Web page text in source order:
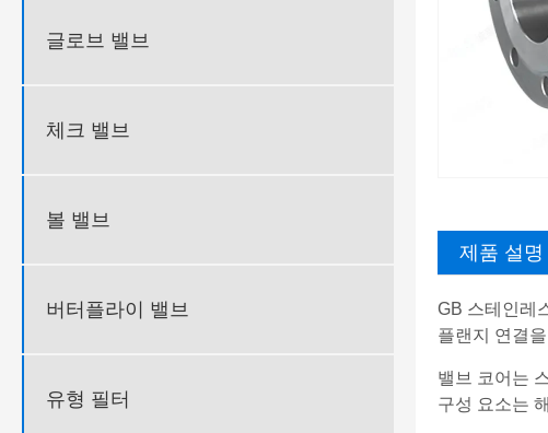
글로브 밸브
체크 밸브
볼 밸브
버터플라이 밸브
유형 필터
제품 설명
GB 스테인레
플랜지 연결
밸브 코어는
구성 요소는